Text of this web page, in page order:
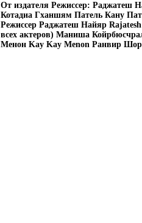
От издателя Режиссер: Раджатеш
Котадиа Гханшям Патель Кану
Режиссер Раджатеш Найяр
всех актеров) Маниша
Менон Kay Kay Menon Ранвир